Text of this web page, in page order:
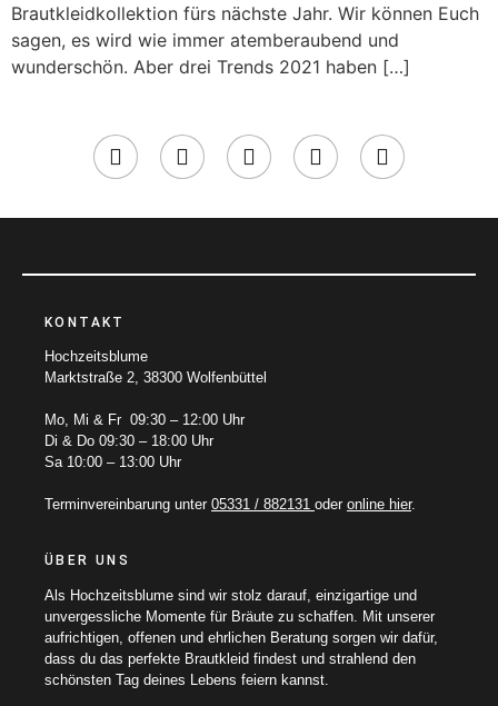
Brautkleidkollektion fürs nächste Jahr. Wir können Euch
sagen, es wird wie immer atemberaubend und
wunderschön. Aber drei Trends 2021 haben […]
KONTAKT
Hochzeitsblume
Marktstraße 2, 38300 Wolfenbüttel
Mo, Mi & Fr 09:30 – 12:00 Uhr
Di & Do 09:30 – 18:00 Uhr
Sa 10:00 – 13:00 Uhr
Terminvereinbarung unter 05331 / 882131 oder online hier.
ÜBER UNS
Als Hochzeitsblume sind wir stolz darauf, einzigartige und
unvergessliche Momente für Bräute zu schaffen. Mit unserer
aufrichtigen, offenen und ehrlichen Beratung sorgen wir dafür,
dass du das perfekte Brautkleid findest und strahlend den
schönsten Tag deines Lebens feiern kannst.